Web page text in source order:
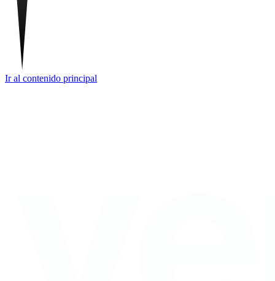
Ir al contenido principal